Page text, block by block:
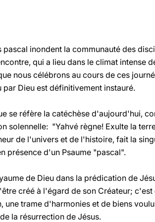
inondent la communauté des
qui a lieu dans le climat intense
nous célébrons au cours de ces
Dieu est définitivement instauré.
se réfère la catéchèse d'aujourd'hui,
solennelle: "Yahvé règne! Exulte la
de l'univers et de l'histoire, fait la
présence d'un Psaume "pascal".
de Dieu dans la prédication de
créé à l'égard de son Créateur;
trame d'harmonies et de biens
la résurrection de Jésus.